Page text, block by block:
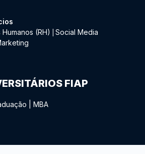
(RH)
Social Media
FIAP
MBA